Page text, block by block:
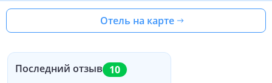
Отель на карте
Последний отзыв 10